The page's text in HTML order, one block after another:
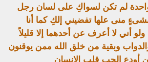
لم تكن لسواكِ على لسان رجل
منى علها تفضيني إلكِ كما أنا
ولو أني لا أعرف عن أحدهما إلا قليلاً
وبقية من خلق الله ممن يوقنون
أودع الحب قلب الإنسان